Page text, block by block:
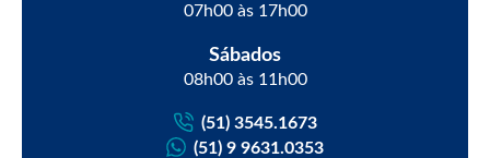
07h00 às 17h00
Sábados
08h00 às 11h00
(51) 3545.1673
(51) 9 9631.0353